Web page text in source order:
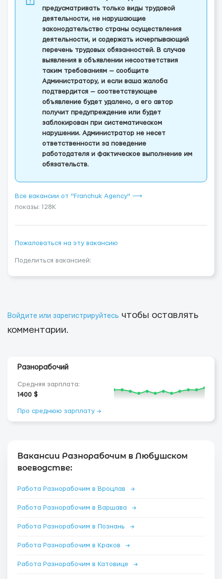
предусматривать только виды трудовой
деятельности, не нарушающие
законодательство страны осуществления
деятельности, и содержать исчерпывающий
перечень трудовых обязанностей. В случае
выявления в объявлении несоответствия
таким требованиям — сообщите
Администратору, и если ваша жалоба
подтвердится — соответствующее
объявление будет удалено, а его автор
получит предупреждение или будет
заблокирован при систематическом
нарушении. Администратор не несет
ответственности за поведение
работодателя и фактическое выполнение им
обязательств.
Все вакансии от "Franchuk Agency" ⟶
показы: 128K
Пожаловаться на эту вакансию
Поделиться вакансией:
Войдите или зарегистрируйтесь чтобы оставлять
комментарии.
Разнорабочий
Средняя зарплата:
1400 $
Про среднюю зарплату →
Вакансии Разнорабочим в Любушском
воеводстве:
Работа Разнорабочим в Вроцлав →
Работа Разнорабочим в Варшава →
Работа Разнорабочим в Познань →
Работа Разнорабочим в Краков →
Работа Разнорабочим в Катовице →